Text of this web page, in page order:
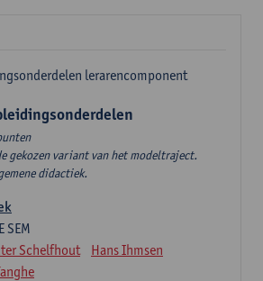
lerarencomponent
gekozen variant van het modeltraject.
didactiek.
SEM
Schelfhout
Hans Ihmsen